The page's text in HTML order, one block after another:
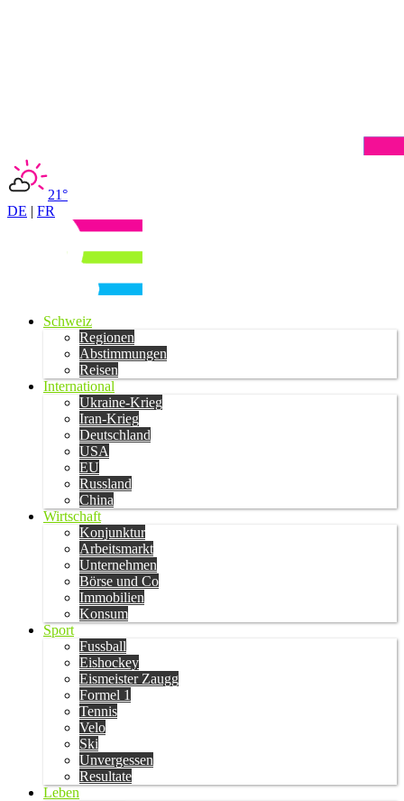
21°
DE | FR
Schweiz
Regionen
Abstimmungen
Reisen
International
Ukraine-Krieg
Iran-Krieg
Deutschland
USA
EU
Russland
China
Wirtschaft
Konjunktur
Arbeitsmarkt
Unternehmen
Börse und Co
Immobilien
Konsum
Sport
Fussball
Eishockey
Eismeister Zaugg
Formel 1
Tennis
Velo
Ski
Unvergessen
Resultate
Leben